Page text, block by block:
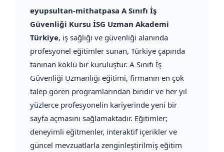
eyupsultan-mithatpasa A Sınıfı İş
Güvenliği Kursu İSG Uzman Akademi
Türkiye, iş sağlığı ve güvenliği alanında
profesyonel eğitimler sunan, Türkiye çapında
tanınan köklü bir kuruluştur. A Sınıfı İş
Güvenliği Uzmanlığı eğitimi, firmanın en çok
talep gören programlarından biridir ve her yıl
yüzlerce profesyonelin kariyerinde yeni bir
sayfa açmasını sağlamaktadır. Eğitimler;
deneyimli eğitmenler, interaktif içerikler ve
güncel mevzuatlarla zenginleştirilmiş eğitim